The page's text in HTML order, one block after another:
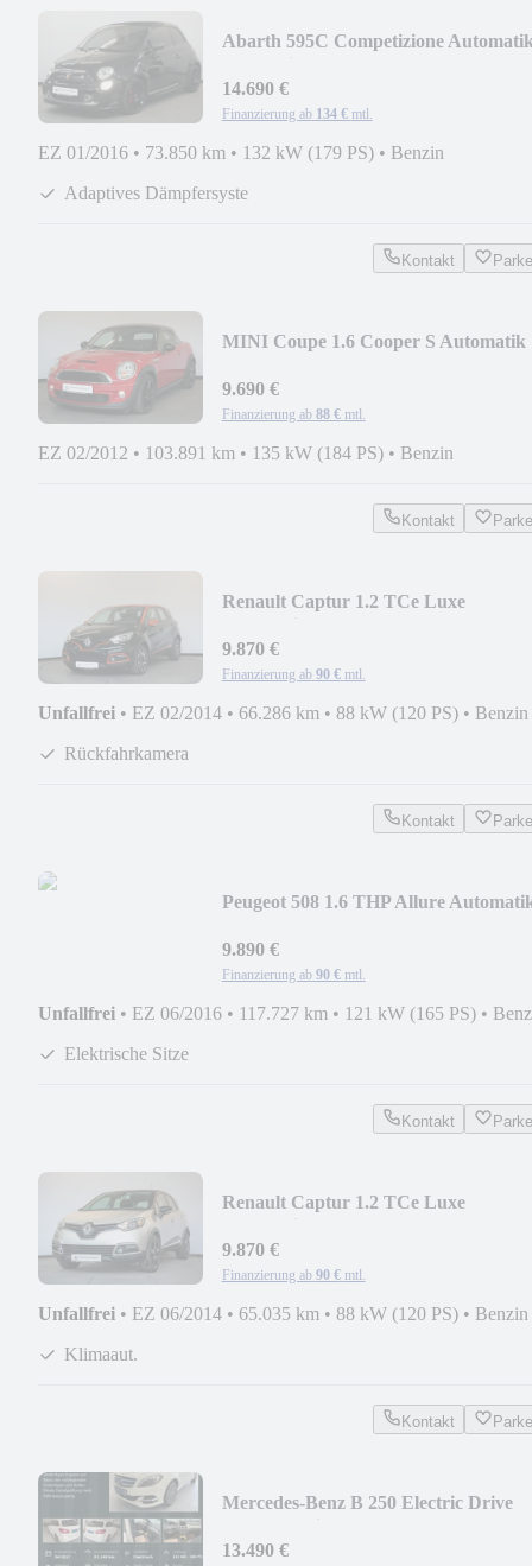
Abarth 595C Competizione
14.690 €
Finanzierung ab 134 € mtl.
EZ 01/2016 • 73.850 km • 132 kW (179 PS) • Benzin
Adaptives Dämpfersyste
Kontakt
MINI Coupe 1.6 Cooper S Automatik
9.690 €
Finanzierung ab 88 € mtl.
EZ 02/2012 • 103.891 km • 135 kW (184 PS) • Benzin
Kontakt
Renault Captur 1.2 TCe Luxe
9.870 €
Finanzierung ab 90 € mtl.
Unfallfrei • EZ 02/2014 • 66.286 km • 88 kW (120 PS) • Benzin
Rückfahrkamera
Kontakt
Peugeot 508 1.6 THP Allure
9.890 €
Finanzierung ab 90 € mtl.
Unfallfrei • EZ 06/2016 • 117.727 km • 121 kW (165 PS) •
Elektrische Sitze
Kontakt
Renault Captur 1.2 TCe Luxe
9.870 €
Finanzierung ab 90 € mtl.
Unfallfrei • EZ 06/2014 • 65.035 km • 88 kW (120 PS) • Benzin
Klimaaut.
Kontakt
Mercedes-Benz B 250 Electric Drive
13.490 €